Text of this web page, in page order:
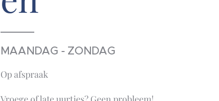
MAANDAG - ZONDAG
Op afspraak